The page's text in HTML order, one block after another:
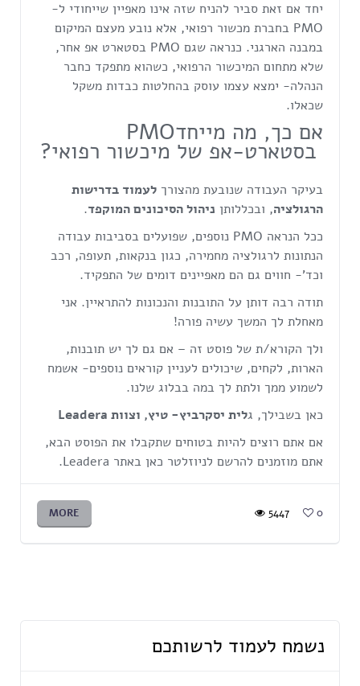
יחד אם זאת סביר להניח שזה אינו מאפיין שייחודי ל-
PMO בחברת מכשור רפואי, אלא נובע מעצם המיקום
במבנה הארגני. כנראה שגם PMO בסטארט אפ אחר,
שלא מתחום המיכשור הרפואי, כשהוא מתפקד כחבר
הנהלה- ימצא עצמו עוסק בהחלטות כבדות משקל
שכאלו.
אם כך, מה מייחדPMO
בסטארט-אפ של מיכשור רפואי?
בעיקר העבודה שנובעת מהצורך לעמוד בדרישות
הרגולציה, ובכללותן ניהול הסיכונים המוקפד.
ככל הנראה PMO נוספים, שפועלים בסביבות עבודה
הנתונות לרגולציה מחמירה, כגון בנקאות, תעופה, רכב
וכד'- חווים גם הם מאפיינים דומים של התפקיד.
תודה רבה דותן על התובנות והנכונות להתראיין. אני
מאחלת לך המשך עשיה פורה!
ולך הקורא/ת של פוסט זה – אם גם לך יש תובנות,
הארות, לקחים, שיכולים לעניין קוראים נוספים- אשמח
לשמוע ממך ולתת לך במה בבלוג שלנו.
כאן בשבילך, גלית יסקרביץ- טיץ, וצוות Leadera
אם אתם רוצים להיות בטוחים שתקבלו את הפוסט הבא,
אתם מוזמנים להרשם לניוזלטר כאן באתר Leadera.
MORE 5447 0
נשמח לעמוד לרשותכם